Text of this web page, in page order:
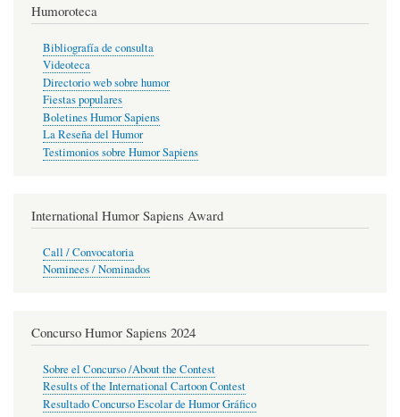
Humoroteca
Bibliografía de consulta
Videoteca
Directorio web sobre humor
Fiestas populares
Boletines Humor Sapiens
La Reseña del Humor
Testimonios sobre Humor Sapiens
International Humor Sapiens Award
Call / Convocatoria
Nominees / Nominados
Concurso Humor Sapiens 2024
Sobre el Concurso /About the Contest
Results of the International Cartoon Contest
Resultado Concurso Escolar de Humor Gráfico